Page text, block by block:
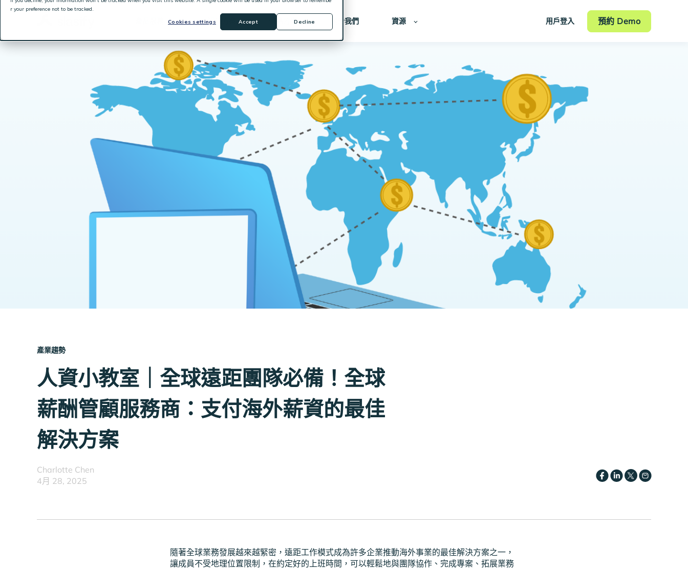
r your preference not to be tracked.
Cookies settings
Accept Decline
解決方案 價格方案 關於我們 資源 用戶登入 預約 Demo
產業趨勢
人資小教室｜全球遠距團隊必備！全球
薪酬管顧服務商：支付海外薪資的最佳
解決方案
Charlotte Chen
4月 28, 2025
隨著全球業務發展越來越緊密，遠距工作模式成為許多企業推動海外事業的最佳解決方案之一，
讓成員不受地理位置限制，在約定好的上班時間，可以輕鬆地與團隊協作、完成專案、拓展業務